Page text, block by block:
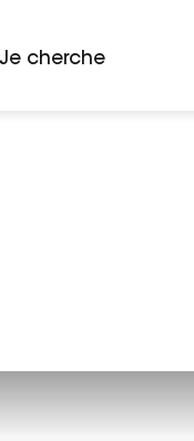
Je cherche